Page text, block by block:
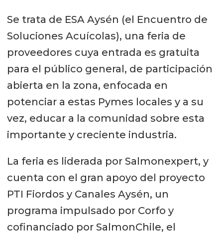
Se trata de ESA Aysén (el Encuentro de
Soluciones Acuícolas), una feria de
proveedores cuya entrada es gratuita
para el público general, de participación
abierta en la zona, enfocada en
potenciar a estas Pymes locales y a su
vez, educar a la comunidad sobre esta
importante y creciente industria.
La feria es liderada por Salmonexpert, y
cuenta con el gran apoyo del proyecto
PTI Fiordos y Canales Aysén, un
programa impulsado por Corfo y
cofinanciado por SalmonChile, el